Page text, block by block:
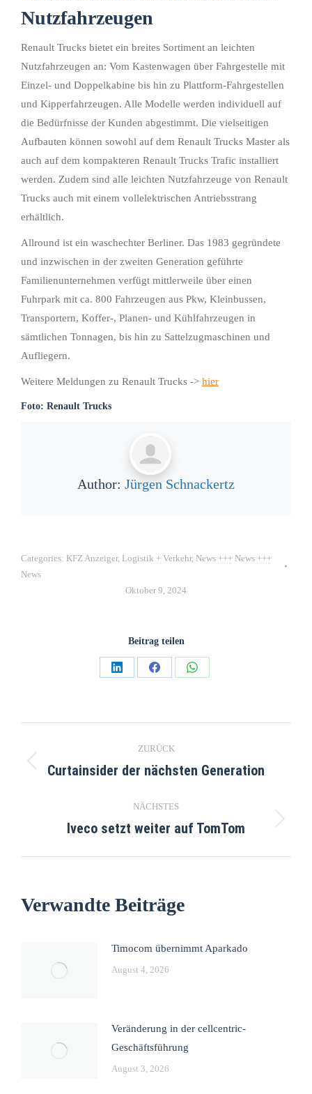
Nutzfahrzeugen
Renault Trucks bietet ein breites Sortiment an leichten
Nutzfahrzeugen an: Vom Kastenwagen über Fahrgestelle mit
Einzel- und Doppelkabine bis hin zu Plattform-Fahrgestellen
und Kipperfahrzeugen. Alle Modelle werden individuell auf
die Bedürfnisse der Kunden abgestimmt. Die vielseitigen
Aufbauten können sowohl auf dem Renault Trucks Master als
auch auf dem kompakteren Renault Trucks Trafic installiert
werden. Zudem sind alle leichten Nutzfahrzeuge von Renault
Trucks auch mit einem vollelektrischen Antriebsstrang
erhältlich.
Allround ist ein waschechter Berliner. Das 1983 gegründete
und inzwischen in der zweiten Generation geführte
Familienunternehmen verfügt mittlerweile über einen
Fuhrpark mit ca. 800 Fahrzeugen aus Pkw, Kleinbussen,
Transportern, Koffer-, Planen- und Kühlfahrzeugen in
sämtlichen Tonnagen, bis hin zu Sattelzugmaschinen und
Aufliegern.
Weitere Meldungen zu Renault Trucks -> hier
Foto: Renault Trucks
Author: Jürgen Schnackertz
Categories: KFZ Anzeiger, Logistik + Verkehr, News +++ News +++
News
Oktober 9, 2024
Beitrag teilen
ZURÜCK
Curtainsider der nächsten Generation
NÄCHSTES
Iveco setzt weiter auf TomTom
Verwandte Beiträge
Timocom übernimmt Aparkado
August 4, 2026
Veränderung in der cellcentric-
Geschäftsführung
August 3, 2026